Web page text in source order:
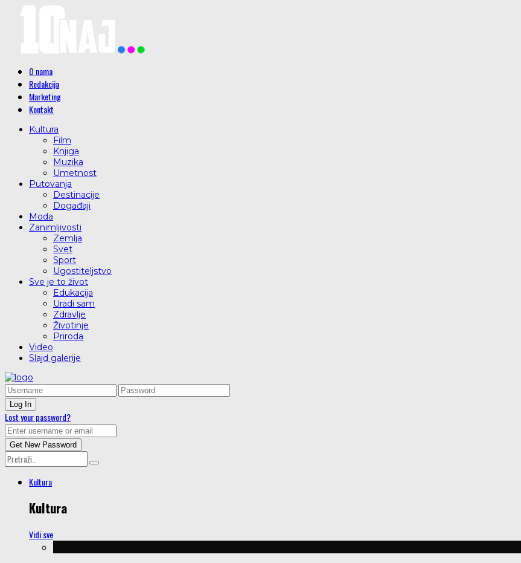
O nama
Redakcija
Marketing
Kontakt
Kultura
Film
Knjiga
Muzika
Umetnost
Putovanja
Destinacije
Događaji
Moda
Zanimljivosti
Zemlja
Svet
Sport
Ugostiteljstvo
Sve je to život
Edukacija
Uradi sam
Zdravlje
Životinje
Priroda
Video
Slajd galerije
Lost your password?
Kultura
Kultura
Vidi sve